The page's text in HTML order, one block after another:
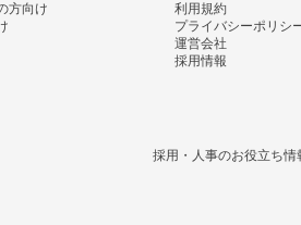
方向け
利用規約
プライバシーポリシ
運営会社
採用情報
採用・人事のお役立ち情